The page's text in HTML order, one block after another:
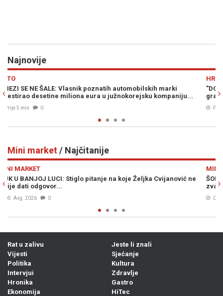
Najnovije
"DOBRO JE ZATRESLO; KAO EKSPLOZIJA...": Zemljotres
građane u susjedstvu...
Prije 24 min
Mini market/ Najčitanije
ne
MINI MARKET
ŠOK VIJEST KOJA JE UZDRMALA SRBIJU: Vučićev djed iz
zvao se Ante
05. Avg. 2026
Rat u zalivu
Vijesti
Politika
Intervjui
Hronika
Ekonomija
Jeste li znali
Sjećanje
Kultura
Zdravlje
Gastro
HiTec